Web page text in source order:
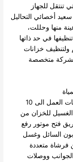
تنتقل للجهاز
أخصائي التحاليل
منها وحللت،
في حد ذاتها
ولتنظيف خزانات
بشركة متخصصة
1- تفريغ الخزانات الى المنسوب المناسب لاحتياجات العمل الى 10
الغسيل للخزان من
فتح موتور رفع
السائل وغسل
فرشاة متعددة
ووصلات